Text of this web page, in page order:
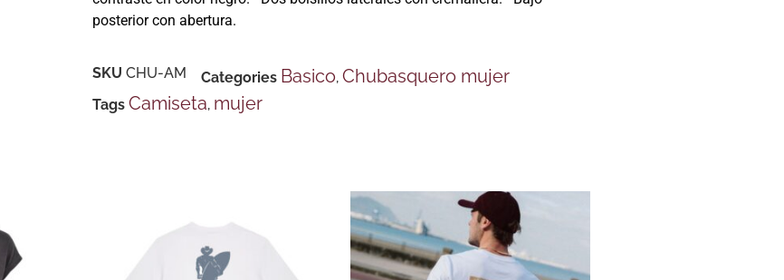
posterior con abertura.
SKU CHU-AM Categories Basico, Chubasquero mujer
Tags Camiseta, mujer